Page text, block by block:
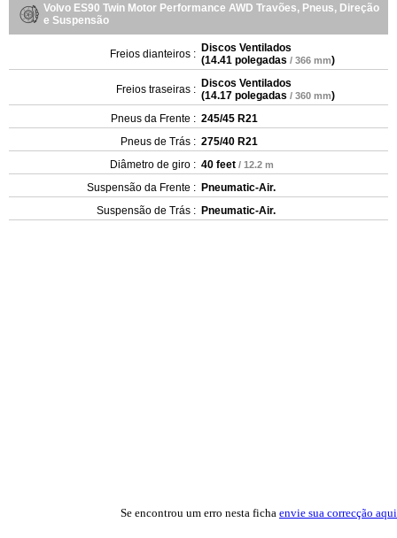
Volvo ES90 Twin Motor Performance AWD Travões, Pneus, Direção
e Suspensão
Freios dianteiros : Discos Ventilados
(14.41 polegadas / 366 mm)
Freios traseiras : Discos Ventilados
(14.17 polegadas / 360 mm)
Pneus da Frente : 245/45 R21
Pneus de Trás : 275/40 R21
Diâmetro de giro : 40 feet / 12.2 m
Suspensão da Frente : Pneumatic-Air.
Suspensão de Trás : Pneumatic-Air.
Se encontrou um erro nesta ficha envie sua correcção aqui